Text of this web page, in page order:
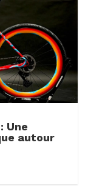
Une
autour